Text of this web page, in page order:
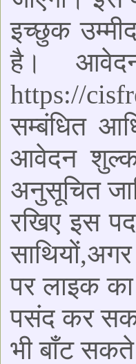
इच्छुक
है।
https://
सम्बंधित
आवेदन शुल्क
अनुसूचित
रखिए इस
पर लाइक
पसंद कर
भी बाँट